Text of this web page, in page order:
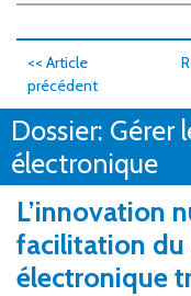
<< Article
précédent
Dossier: Gérer
électronique
L’innovation
facilitation du
électronique